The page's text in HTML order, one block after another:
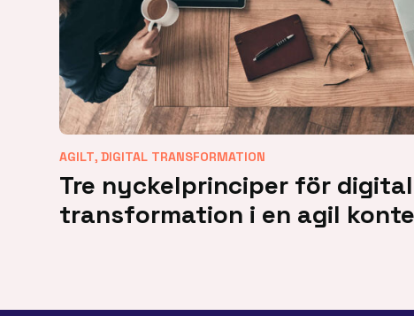
AGILT,DIGITAL TRANSFORMATION
Tre nyckelprinciper för digital
transformation i en agil